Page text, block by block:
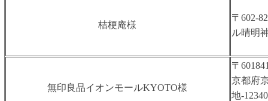
桔梗庵様
〒602-
ル晴明
無印良品イオンモールKYOTO様
〒
京都府
地-